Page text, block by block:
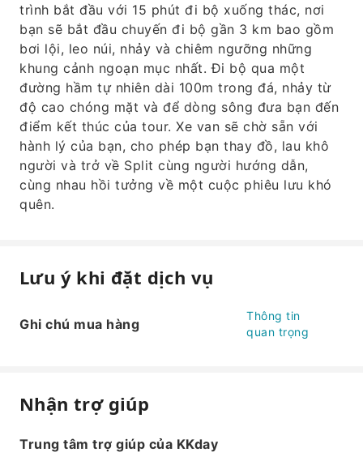
trình bắt đầu với 15 phút đi bộ xuống thác, nơi
bạn sẽ bắt đầu chuyến đi bộ gần 3 km bao gồm
bơi lội, leo núi, nhảy và chiêm ngưỡng những
khung cảnh ngoạn mục nhất. Đi bộ qua một
đường hầm tự nhiên dài 100m trong đá, nhảy từ
độ cao chóng mặt và để dòng sông đưa bạn đến
điểm kết thúc của tour. Xe van sẽ chờ sẵn với
hành lý của bạn, cho phép bạn thay đồ, lau khô
người và trở về Split cùng người hướng dẫn,
cùng nhau hồi tưởng về một cuộc phiêu lưu khó
quên.
Lưu ý khi đặt dịch vụ
Ghi chú mua hàng
Thông tin
quan trọng
Nhận trợ giúp
Trung tâm trợ giúp của KKday